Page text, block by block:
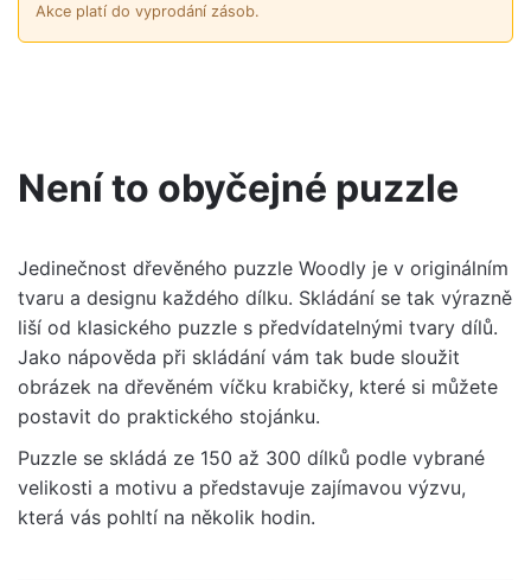
Akce platí do vyprodání zásob.
Není to obyčejné puzzle
Jedinečnost dřevěného puzzle Woodly je v originálním
tvaru a designu každého dílku. Skládání se tak výrazně
liší od klasického puzzle s předvídatelnými tvary dílů.
Jako nápověda při skládání vám tak bude sloužit
obrázek na dřevěném víčku krabičky, které si můžete
postavit do praktického stojánku.
Puzzle se skládá ze 150 až 300 dílků podle vybrané
velikosti a motivu a představuje zajímavou výzvu,
která vás pohltí na několik hodin.